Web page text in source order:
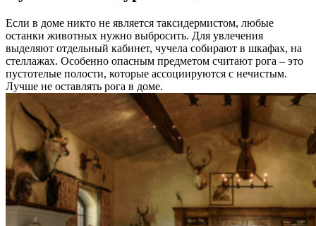
Если в доме никто не является таксидермистом, любые
останки животных нужно выбросить. Для увлечения
выделяют отдельный кабинет, чучела собирают в шкафах, на
стеллажах. Особенно опасным предметом считают рога – это
пустотелые полости, которые ассоциируются с нечистым.
Лучше не оставлять рога в доме.